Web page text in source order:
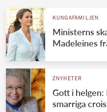
VÄRLDENS
Svenska
Brittiska
KUNGAFAMILJEN
Ministerns
Madeleines
ZNYHETER
Gott i
smarriga